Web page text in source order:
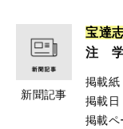
新聞記事
宝達
注 学
掲載紙
掲載日
掲載ペ